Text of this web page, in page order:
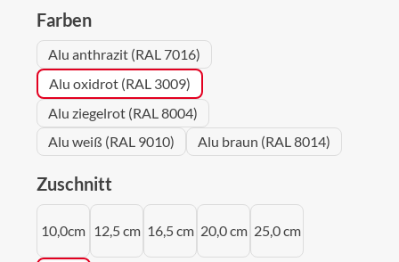
Farbenauswählen
Alu anthrazit (RAL 7016)
Alu oxidrot (RAL 3009)
Alu ziegelrot (RAL 8004)
Alu weiß (RAL 9010)
Alu braun (RAL 8014)
Zuschnitt
10,0cm 12,5 cm 16,5 cm 20,0 cm 25,0 cm